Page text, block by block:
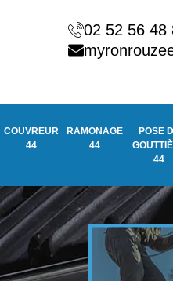
02 52 56 48
COUVREUR
44
RAMONAGE
44
POSE
44